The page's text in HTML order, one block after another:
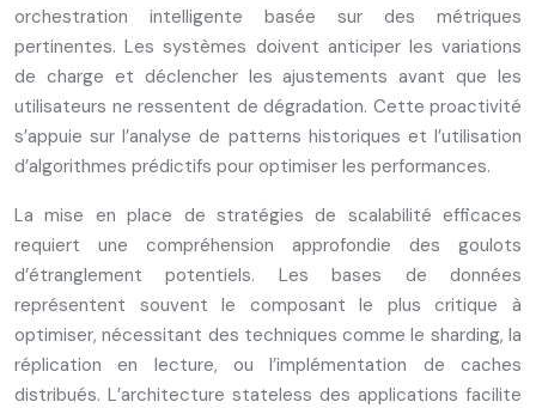
orchestration intelligente basée sur des métriques
pertinentes. Les systèmes doivent anticiper les variations
de charge et déclencher les ajustements avant que les
utilisateurs ne ressentent de dégradation. Cette proactivité
s’appuie sur l’analyse de patterns historiques et l’utilisation
d’algorithmes prédictifs pour optimiser les performances.
La mise en place de stratégies de scalabilité efficaces
requiert une compréhension approfondie des goulots
d’étranglement potentiels. Les bases de données
représentent souvent le composant le plus critique à
optimiser, nécessitant des techniques comme le sharding, la
réplication en lecture, ou l’implémentation de caches
distribués. L’architecture stateless des applications facilite